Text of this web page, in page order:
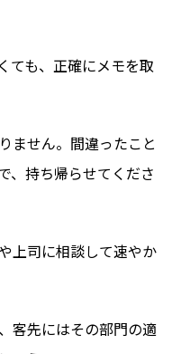
ても、正確にメモを取
ません。間違ったこと
、持ち帰らせてくださ
上司に相談して速やか
客先にはその部門の適